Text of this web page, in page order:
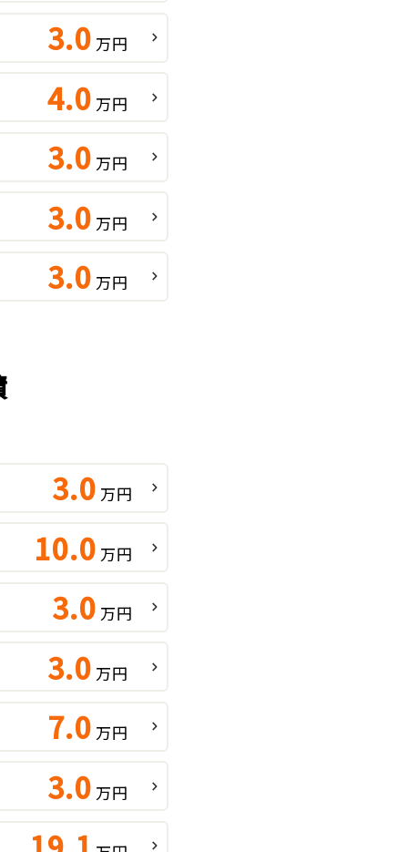
3.0 万円
4.0 万円
3.0 万円
3.0 万円
3.0 万円
3.0 万円
10.0 万円
3.0 万円
3.0 万円
7.0 万円
3.0 万円